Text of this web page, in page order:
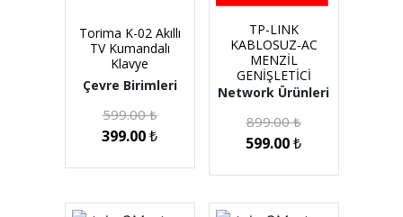
Torima K-02 Akıllı
TV Kumandalı
Klavye
Çevre Birimleri
599.00₺
399.00₺
TP-LINK
KABLOSUZ-AC
MENZİL
GENİŞLETİCİ
Network Ürünleri
899.00₺
599.00₺